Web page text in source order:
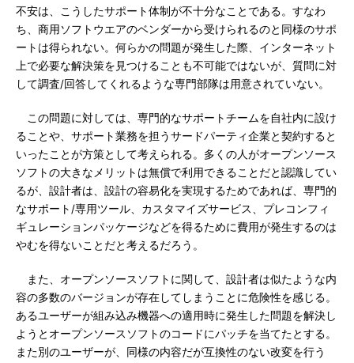
不安は、こうしたサポート体制が不十分なことである。すなわ
ち、商用ソフトウエアのベンダーから受けられるのと同様のサポ
ートは得られない。何らかの問題が発生した際、インターネット
上で必要な解決策を見つけることも不可能ではないが、質問に対
して調査/回答してくれるような専門部隊は用意されていない。
この問題に対しては、専門的なサポートチームを自社内に設け
ることや、サポート業務を担うサードパーティ企業と契約すると
いったことが方策として考えられる。多くの人がオープンソース
ソフトの大きなメリットは無償で利用できることだと認識してい
るが、設計者は、設計の容易化を実現するためであれば、専門的
なサポート/専用ツール、カスタマイズサービス、プレコンフィ
ギュレーションパッケージなどを得るために費用が発生するのは
やむを得ないことだと考えるだろう。
また、オープンソースソフトに関して、設計者は似たような内
容の多数のバージョンが存在してしまうことに危険性を感じる。
あるユーザーが組み込み機器への適用時に発生した問題を解決し
ようとオープンソースソフトのコードにパッチを当てたとする。
また別のユーザーが、同様の内容だが互換性のない改変を行う